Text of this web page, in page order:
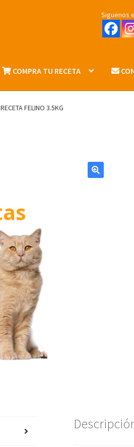
Siguenos
COMPRA TU RECETA
RECETA FELINO 3.5KG